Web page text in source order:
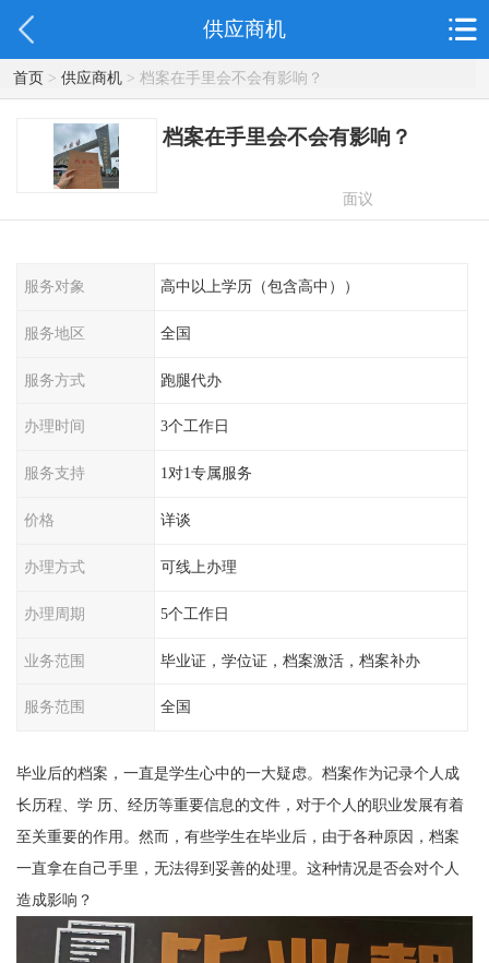
供应商机
首页> 供应商机> 档案在手里会不会有影响？
档案在手里会不会有影响？
面议
服务对象 高中以上学历（包含高中））
服务地区 全国
服务方式 跑腿代办
办理时间 3个工作日
服务支持 1对1专属服务
价格 详谈
办理方式 可线上办理
办理周期 5个工作日
业务范围 毕业证，学位证，档案激活，档案补办
服务范围 全国
毕业后的档案，一直是学生心中的一大疑虑。档案作为记录个人成
长历程、学 历、经历等重要信息的文件，对于个人的职业发展有着
至关重要的作用。然而，有些学生在毕业后，由于各种原因，档案
一直拿在自己手里，无法得到妥善的处理。这种情况是否会对个人
造成影响？